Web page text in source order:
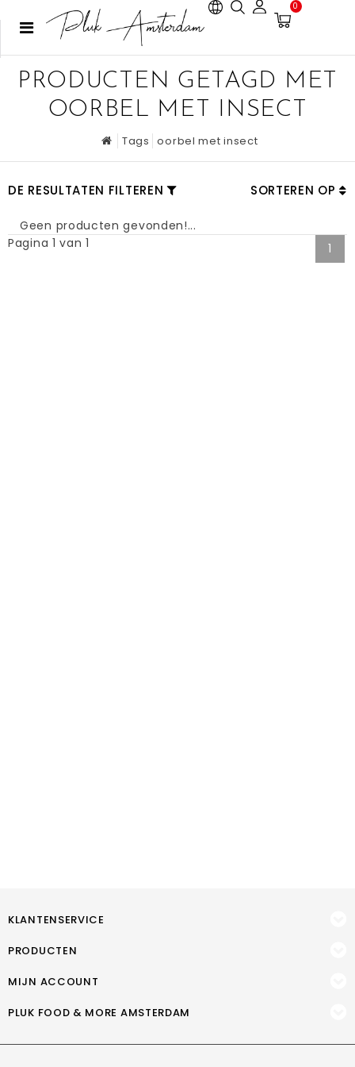
0
PRODUCTEN GETAGD MET
OORBEL MET INSECT
Tags oorbel met insect
DE RESULTATEN FILTEREN SORTEREN OP
Geen producten gevonden!...
Pagina 1 van 1
1
KLANTENSERVICE
PRODUCTEN
MIJN ACCOUNT
PLUK FOOD & MORE AMSTERDAM